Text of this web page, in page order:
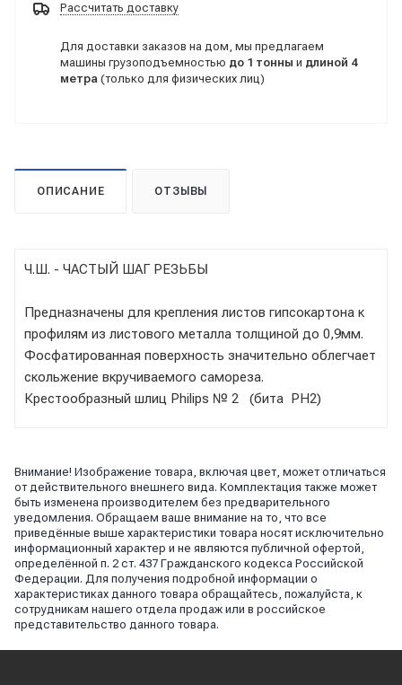
Рассчитать доставку
Для доставки заказов на дом, мы предлагаем
машины грузоподъемностью до 1 тонны и длиной 4
метра (только для физических лиц)
ОПИСАНИЕ ОТЗЫВЫ
Ч.Ш. - ЧАСТЫЙ ШАГ РЕЗЬБЫ
Предназначены для крепления листов гипсокартона к
профилям из листового металла толщиной до 0,9мм.
Фосфатированная поверхность значительно облегчает
скольжение вкручиваемого самореза.
Крестообразный шлиц Philips № 2 (бита PH2)
Внимание! Изображение товара, включая цвет, может отличаться
от действительного внешнего вида. Комплектация также может
быть изменена производителем без предварительного
уведомления. Обращаем ваше внимание на то, что все
приведённые выше характеристики товара носят исключительно
информационный характер и не являются публичной офертой,
определённой п. 2 ст. 437 Гражданского кодекса Российской
Федерации. Для получения подробной информации о
характеристиках данного товара обращайтесь, пожалуйста, к
сотрудникам нашего отдела продаж или в российское
представительство данного товара.